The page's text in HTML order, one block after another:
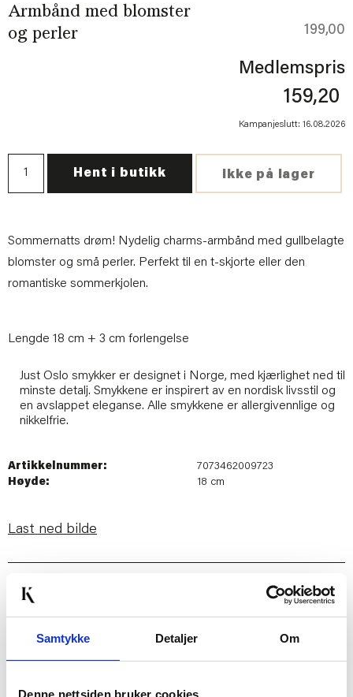
Samtykke Detaljer Om
Denne nettsiden bruker cookies
Armbånd med blomster
og perler
199,00
Medlemspris
159,20
Kampanjeslutt: 16.08.2026
Ikke på lager
Hent i butikk
Sommernatts drøm! Nydelig charms-armbånd med gullbelagte
blomster og små perler. Perfekt til en t-skjorte eller den
romantiske sommerkjolen.
Lengde 18 cm + 3 cm forlengelse
Just Oslo smykker er designet i Norge, med kjærlighet ned til
minste detalj. Smykkene er inspirert av en nordisk livsstil og
en avslappet eleganse. Alle smykkene er allergivennlige og
nikkelfrie.
Artikkelnummer:
7073462009723
Høyde:
18 cm
Last ned bilde
Passer med
20% 20%